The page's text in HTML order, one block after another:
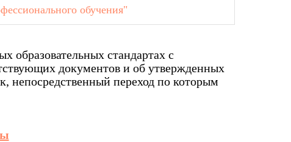
обучения"
образовательных стандартах с
документов и об утвержденных
непосредственный переход по которым